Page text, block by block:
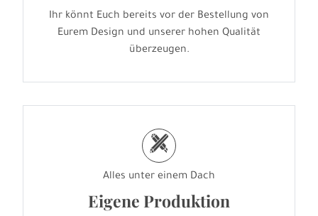
Ihr könnt Euch bereits vor der Bestellung von
Eurem Design und unserer hohen Qualität
überzeugen.
h
Alles unter einem Dach
Eigene Produktion